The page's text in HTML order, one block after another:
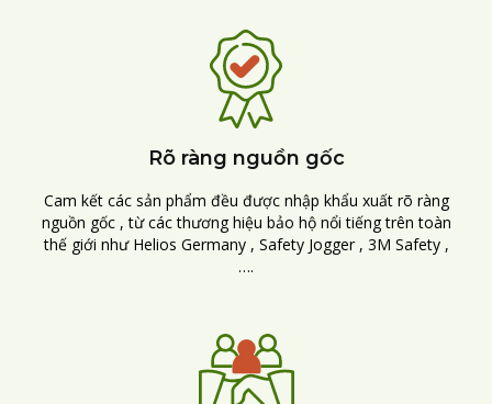
Rõ ràng nguồn gốc
Cam kết các sản phẩm đều được nhập khẩu xuất rõ ràng
nguồn gốc , từ các thương hiệu bảo hộ nổi tiếng trên toàn
thế giới như Helios Germany , Safety Jogger , 3M Safety ,
….